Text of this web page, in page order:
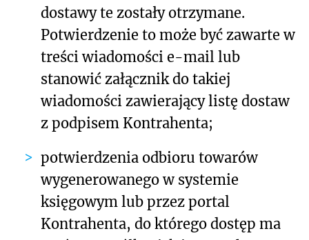
dostawy te zostały otrzymane.
Potwierdzenie to może być zawarte w
treści wiadomości e-mail lub
stanowić załącznik do takiej
wiadomości zawierający listę dostaw
z podpisem Kontrahenta;
potwierdzenia odbioru towarów
wygenerowanego w systemie
księgowym lub przez portal
Kontrahenta, do którego dostęp ma